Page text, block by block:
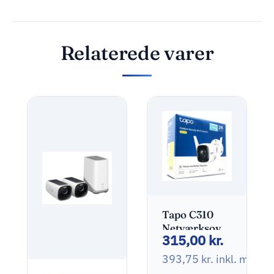
Relaterede varer
Tapo C310
Udendørs
2304 x 1296
315,00 kr.
393,75 kr. inkl. moms